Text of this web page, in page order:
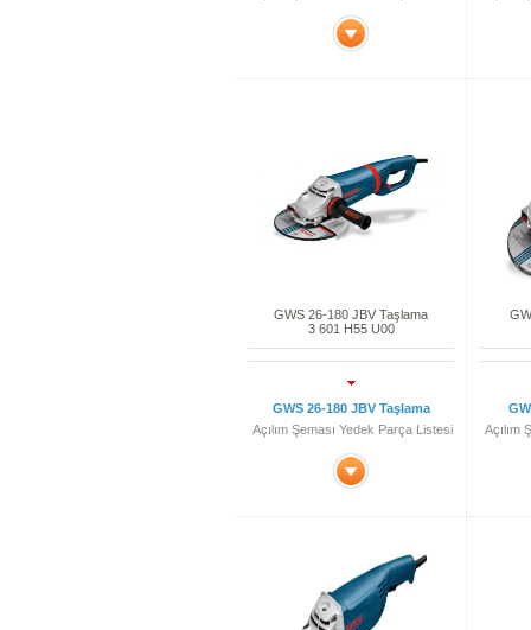
GWS 26-180 JBV Taşlama
3 601 H55 U00
GWS 26-180 JBV Taşlama
Açılım Şeması Yedek Parça Listesi
Açılım